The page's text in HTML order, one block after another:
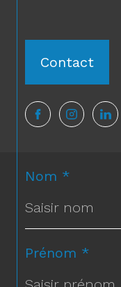
Nom *
Prénom *
Contact